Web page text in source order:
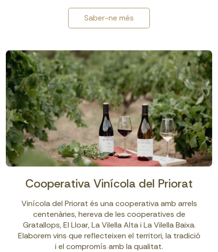
Saber-ne més
Cooperativa Vinícola del Priorat
Vinícola del Priorat és una cooperativa amb arrels
centenàries, hereva de les cooperatives de
Gratallops, El Lloar, La Vilella Alta i La Vilella Baixa.
Elaborem vins que reflecteixen el territori, la tradició
i el compromís amb la qualitat.